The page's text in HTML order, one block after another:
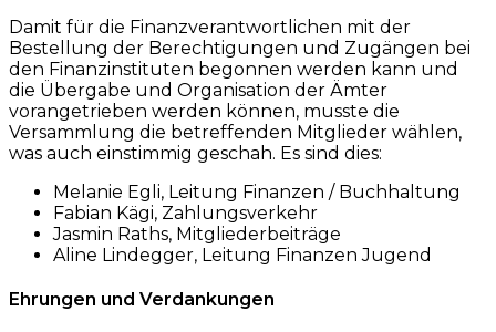
Damit für die Finanzverantwortlichen mit der
Bestellung der Berechtigungen und Zugängen bei
den Finanzinstituten begonnen werden kann und
die Übergabe und Organisation der Ämter
vorangetrieben werden können, musste die
Versammlung die betreffenden Mitglieder wählen,
was auch einstimmig geschah. Es sind dies:
Melanie Egli, Leitung Finanzen / Buchhaltung
Fabian Kägi, Zahlungsverkehr
Jasmin Raths, Mitgliederbeiträge
Aline Lindegger, Leitung Finanzen Jugend
Ehrungen und Verdankungen